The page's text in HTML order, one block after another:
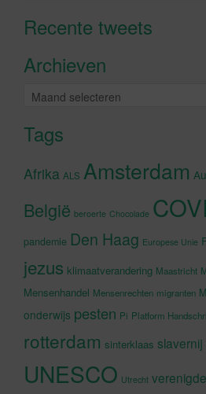
Recente tweets
Klik om marketing
Archieven
Archieven
Tags
Afrika ALS Amsterdam
België beroerte Chocolade
pandemie Den Haag Europese Unie
jezus klimaatverandering Maastricht
Mensenhandel Mensenrechten migranten
onderwijs pesten Pi Platform
rotterdam sinterklaas slavernij
UNESCO Utrecht